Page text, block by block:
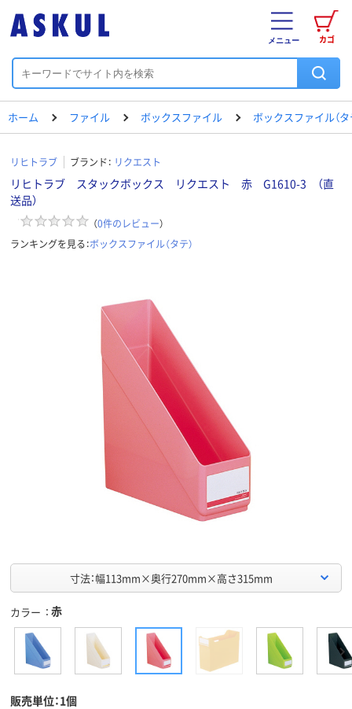
カゴ
メニュー
ホーム ファイル ボックスファイル ボックスファイル（タ
リヒトラブ ブランド： リクエスト
リヒトラブ スタックボックス リクエスト 赤 G1610-3 （直
送品）
（0件のレビュー）
ランキングを見る：ボックスファイル（タテ）
寸法：幅113mm×奥行270mm×高さ315mm
カラー 赤
販売単位：1個